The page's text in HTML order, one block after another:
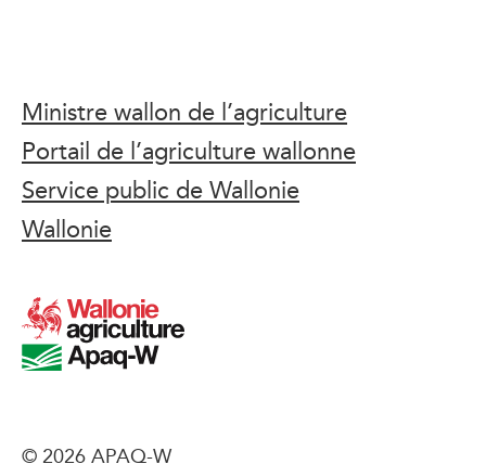
Ministre wallon de l’agriculture
Portail de l’agriculture wallonne
Service public de Wallonie
Wallonie
© 2026 APAQ-W